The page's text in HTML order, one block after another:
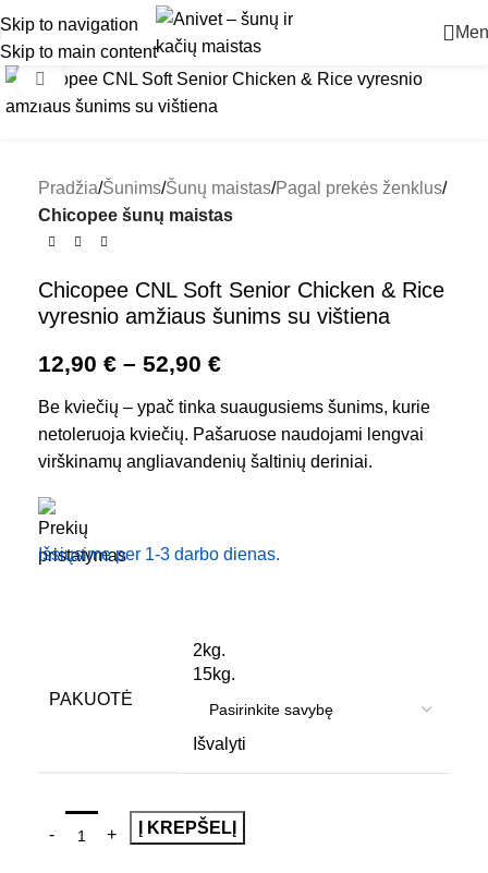
Skip to navigation
Skip to main content
Padidinti
Pradžia Šunims Šunų maistas Pagal prekės ženklus
Chicopee šunų maistas
Chicopee CNL Soft Senior Chicken & Rice
vyresnio amžiaus šunims su vištiena
12,90 € – 52,90 €
Be kviečių – ypač tinka suaugusiems šunims, kurie
netoleruoja kviečių. Pašaruose naudojami lengvai
virškinamų angliavandenių šaltinių deriniai.
Išsiųsime per 1-3 darbo dienas.
PAKUOTĖ
2kg.
15kg.
Išvalyti
Į KREPŠELĮ